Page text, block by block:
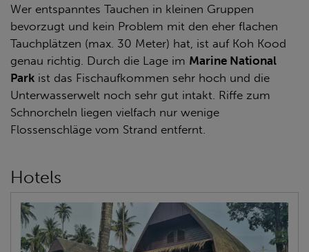
Wer entspanntes Tauchen in kleinen Gruppen
bevorzugt und kein Problem mit den eher flachen
Tauchplätzen (max. 30 Meter) hat, ist auf Koh Kood
genau richtig. Durch die Lage im Marine National
Park ist das Fischaufkommen sehr hoch und die
Unterwasserwelt noch sehr gut intakt. Riffe zum
Schnorcheln liegen vielfach nur wenige
Flossenschläge vom Strand entfernt.
Hotels